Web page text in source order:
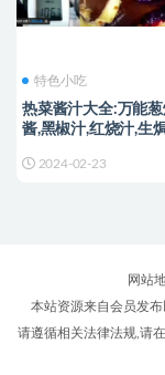
特色小吃
热菜酱汁大全:万能
酱,黑椒汁,红烧汁,生
2024-02-23
网站
本站资源来自会员发
请遵循相关法律法规,请